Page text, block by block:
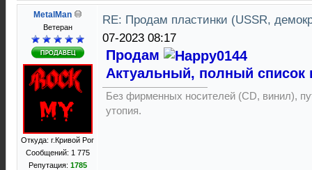
MetalMan
Ветеран
Откуда: г.Кривой Рог
Сообщений: 1 775
Репутация: 1785
RE: Продам пластинки (USSR,
07-2023 08:17
Продам
Актуальный, полный список
Без фирменных носителей (CD, винил),
утопия.